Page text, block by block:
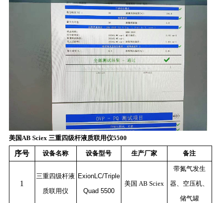
美国AB Sciex 三重四级杆液质联用仪5500
序号 设备名称 设备型号 生产厂家 备注
1
三重四级杆液
质联用仪
ExionLC/Triple
Quad 5500
美国 AB Sciex
带氮气发生
器、空压机、
储气罐